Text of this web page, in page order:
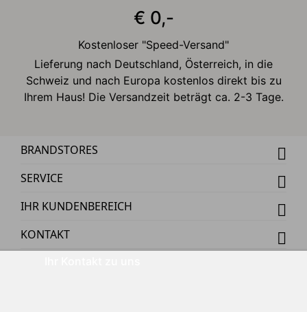
€ 0,-
Kostenloser "Speed-Versand"
Lieferung nach Deutschland, Österreich, in die
Schweiz und nach Europa kostenlos direkt bis zu
Ihrem Haus! Die Versandzeit beträgt ca. 2-3 Tage.
BRANDSTORES
SERVICE
IHR KUNDENBEREICH
KONTAKT